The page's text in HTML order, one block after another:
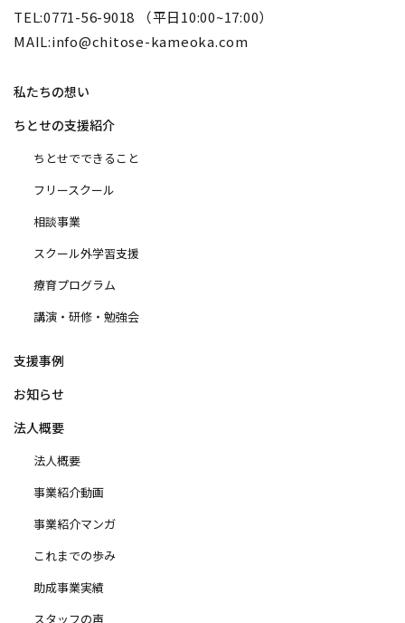
TEL:0771-56-9018 （平日10:00~17:00）
MAIL:info@chitose-kameoka.com
私たちの想い
ちとせの支援紹介
ちとせでできること
フリースクール
相談事業
スクール外学習支援
療育プログラム
講演・研修・勉強会
支援事例
お知らせ
法人概要
法人概要
事業紹介動画
事業紹介マンガ
これまでの歩み
助成事業実績
スタッフの声